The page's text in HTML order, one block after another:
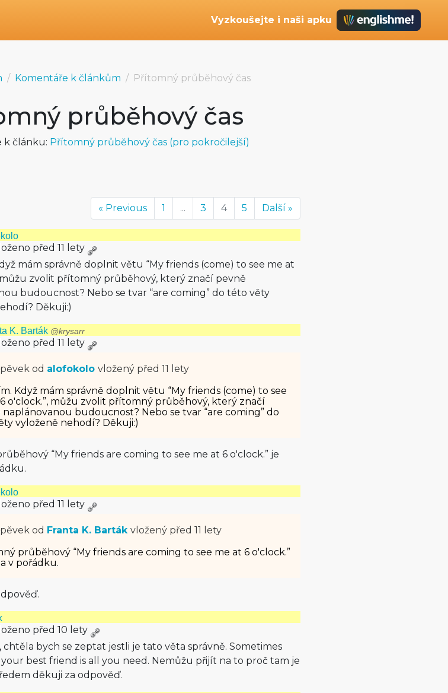
Vyzkoušejte i naši apku
Komentáře k článkům Přítomný průběhový čas
průběhový čas
k článku: Přítomný průběhový čas (pro pokročilejší)
« Previous 1 ... 3 4 5 Další »
před 11 lety
mám správně doplnit větu “My friends (come) to see me at
můžu zvolit přítomný průběhový, který značí pevně
budoucnost? Nebo se tvar “are coming” do této věty
Děkuji:)
K. Barták @krysarr
před 11 lety
od alofokolo vložený před 11 lety
Když mám správně doplnit větu “My friends (come) to see
o'clock.”, můžu zvolit přítomný průběhový, který značí
naplánovanou budoucnost? Nebo se tvar “are coming” do
vyloženě nehodí? Děkuji:)
“My friends are coming to see me at 6 o'clock.” je
před 11 lety
od Franta K. Barták vložený před 11 lety
průběhový “My friends are coming to see me at 6 o'clock.”
v pořádku.
před 10 lety
chtěla bych se zeptat jestli je tato věta správně. Sometimes
best friend is all you need. Nemůžu přijít na to proč tam je
děkuji za odpověď.